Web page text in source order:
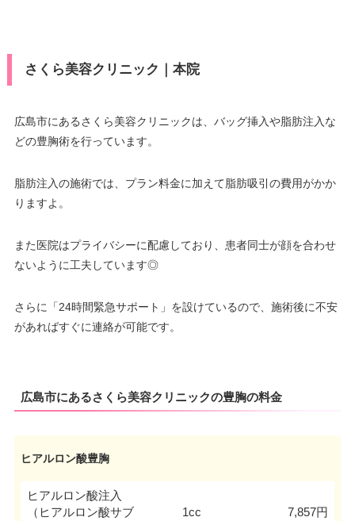
さくら美容クリニック｜本院
広島市にあるさくら美容クリニックは、バッグ挿入や脂肪注入な
どの豊胸術を行っています。
脂肪注入の施術では、プラン料金に加えて脂肪吸引の費用がかか
りますよ。
また医院はプライバシーに配慮しており、患者同士が顔を合わせ
ないように工夫しています◎
さらに「24時間緊急サポート」を設けているので、施術後に不安
があればすぐに連絡が可能です。
広島市にあるさくら美容クリニックの豊胸の料金
ヒアルロン酸豊胸
ヒアルロン酸注入
（ヒアルロン酸サブ
1cc 7,857円